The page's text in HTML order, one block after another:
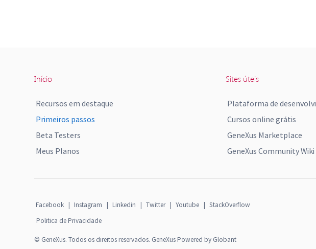
Início
Recursos em destaque
Primeiros passos
Beta Testers
Meus Planos
Sites úteis
Plataforma de
Cursos online grátis
GeneXus Marketplace
GeneXus Community Wiki
Facebook | Instagram | Linkedin | Twitter | Youtube | StackOverflow
Politica de Privacidade
© GeneXus. Todos os direitos reservados. GeneXus Powered by Globant